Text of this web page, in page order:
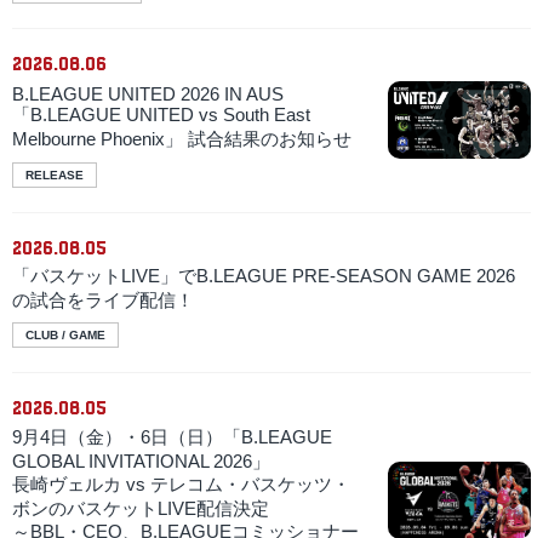
2026.08.06
B.LEAGUE UNITED 2026 IN AUS
「B.LEAGUE UNITED vs South East
Melbourne Phoenix」 試合結果のお知らせ
RELEASE
2026.08.05
「バスケットLIVE」でB.LEAGUE PRE-SEASON GAME 2026
の試合をライブ配信！
CLUB / GAME
2026.08.05
9月4日（金）・6日（日）「B.LEAGUE
GLOBAL INVITATIONAL 2026」
長崎ヴェルカ vs テレコム・バスケッツ・
ボンのバスケットLIVE配信決定
～BBL・CEO、B.LEAGUEコミッショナー